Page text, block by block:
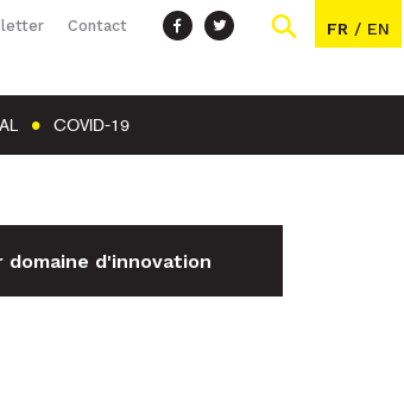
Contact FR / EN
COVID-19
domaine d'innovation